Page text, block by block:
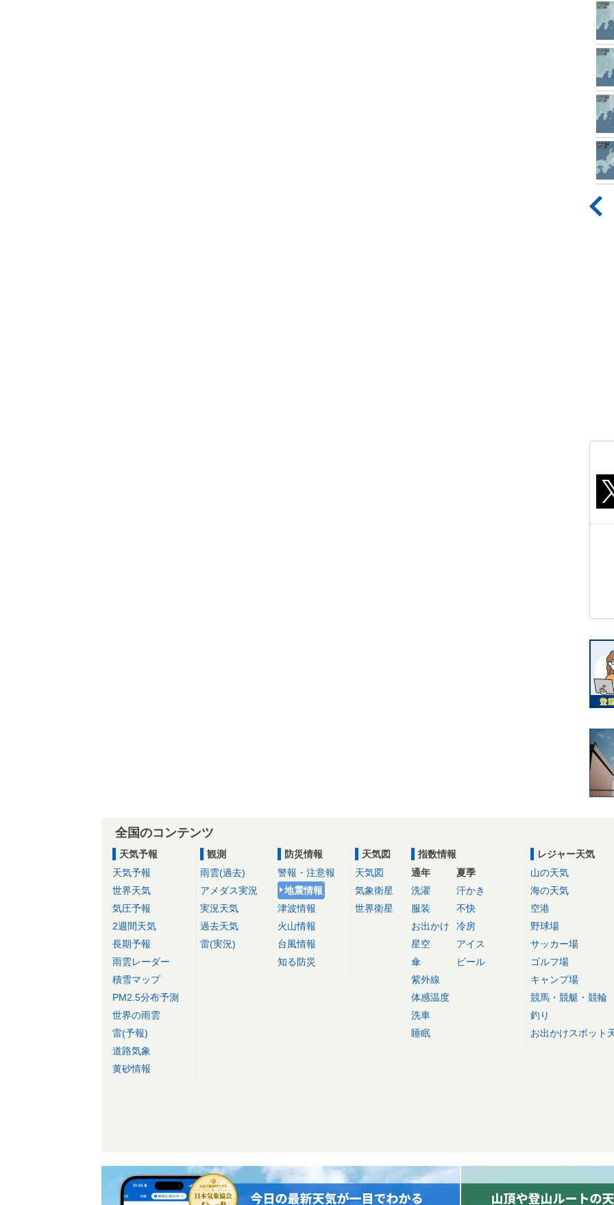
全国のコンテンツ
天気予報
天気予報
世界天気
気圧予報
2週間天気
長期予報
雨雲レーダー
積雪マップ
PM2.5分布予測
世界の雨雲
雷(予報)
道路気象
黄砂情報
観測
雨雲(過去)
アメダス実況
実況天気
過去天気
雷(実況)
防災情報
警報・注意報
地震情報
津波情報
火山情報
台風情報
知る防災
天気図
天気図
気象衛星
世界衛星
指数情報
通年
洗濯
服装
お出かけ
星空
傘
紫外線
体感温度
洗車
睡眠
夏季
汗かき
不快
冷房
アイス
ビール
レジャー天気
山の天気
海の天気
空港
野球場
サッカー場
ゴルフ場
キャンプ場
競馬・競艇・競輪
釣り
お出かけスポット